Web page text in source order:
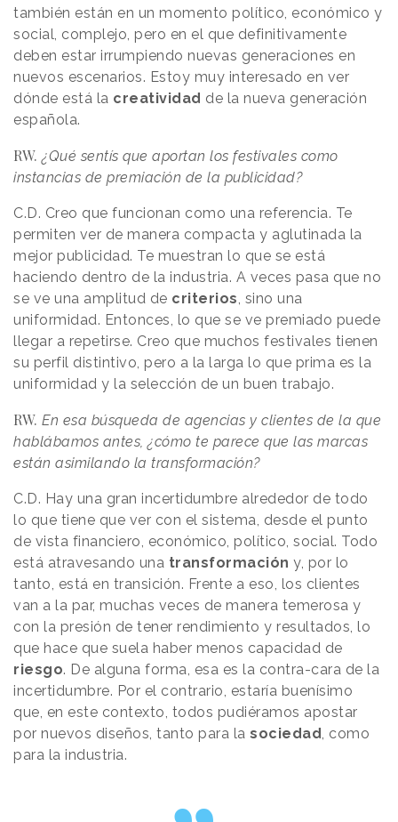
también están en un momento político, económico y
social, complejo, pero en el que definitivamente
deben estar irrumpiendo nuevas generaciones en
nuevos escenarios. Estoy muy interesado en ver
dónde está la creatividad de la nueva generación
española.
RW. ¿Qué sentís que aportan los festivales como
instancias de premiación de la publicidad?
C.D. Creo que funcionan como una referencia. Te
permiten ver de manera compacta y aglutinada la
mejor publicidad. Te muestran lo que se está
haciendo dentro de la industria. A veces pasa que no
se ve una amplitud de criterios, sino una
uniformidad. Entonces, lo que se ve premiado puede
llegar a repetirse. Creo que muchos festivales tienen
su perfil distintivo, pero a la larga lo que prima es la
uniformidad y la selección de un buen trabajo.
RW. En esa búsqueda de agencias y clientes de la que
hablábamos antes, ¿cómo te parece que las marcas
están asimilando la transformación?
C.D. Hay una gran incertidumbre alrededor de todo
lo que tiene que ver con el sistema, desde el punto
de vista financiero, económico, político, social. Todo
está atravesando una transformación y, por lo
tanto, está en transición. Frente a eso, los clientes
van a la par, muchas veces de manera temerosa y
con la presión de tener rendimiento y resultados, lo
que hace que suela haber menos capacidad de
riesgo. De alguna forma, esa es la contra-cara de la
incertidumbre. Por el contrario, estaría buenísimo
que, en este contexto, todos pudiéramos apostar
por nuevos diseños, tanto para la sociedad, como
para la industria.